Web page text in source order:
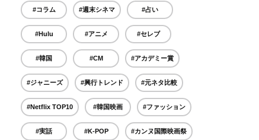
#コラム #週末シネマ #占い
#Hulu #アニメ #セレブ
#韓国 #CM #アカデミー賞
#ジャニーズ #興行トレンド #元ネタ比較
#Netflix TOP10 #韓国映画 #ファッション
#実話 #K-POP #カンヌ国際映画祭